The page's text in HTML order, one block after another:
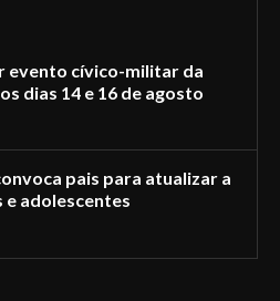
evento cívico-militar da
dias 14 e 16 de agosto
pais para atualizar a
e adolescentes